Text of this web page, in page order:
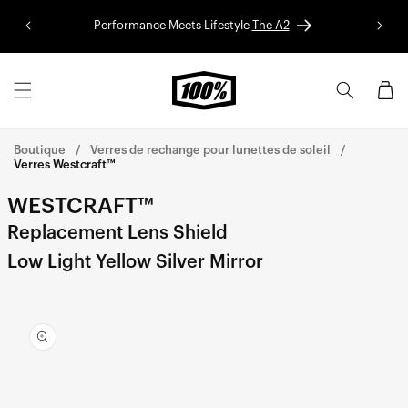
contenu
Performance Meets Lifestyle The A2
Panier
Boutique
Verres de rechange pour lunettes de soleil
Verres Westcraft™
WESTCRAFT™
Replacement Lens Shield
Low Light Yellow Silver Mirror
informations
sur le